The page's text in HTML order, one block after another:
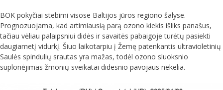
BOK pokyčiai stebimi visose Baltijos jūros regiono šalyse.
Prognozuojama, kad artimiausią parą ozono kiekis išliks panašus,
tačiau vėliau palaipsniui didės ir savaitės pabaigoje turėtų pasiekti
daugiametį vidurkį. Šiuo laikotarpiu į Žemę patenkantis ultravioletinių
Saulės spindulių srautas yra mažas, todėl ozono sluoksnio
suplonėjimas žmonių sveikatai didesnio pavojaus nekelia.